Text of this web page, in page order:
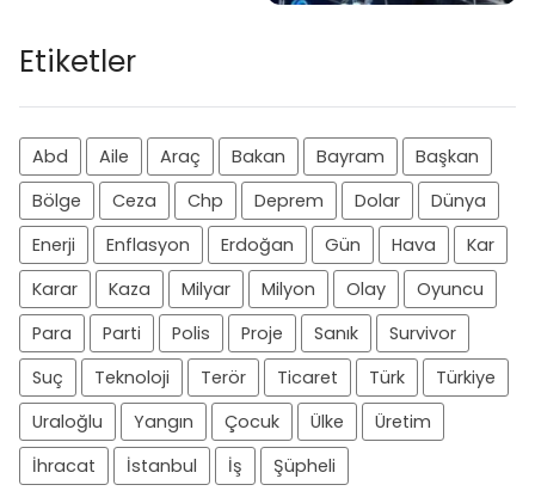
Etiketler
Abd Aile Araç Bakan Bayram
Başkan
Bölge
Ceza Chp Deprem Dolar
Dünya
Enerji
Enflasyon Erdoğan Gün Hava
Kar
Karar
Kaza Milyar Milyon Olay
Oyuncu
Para
Parti Polis Proje Sanık
Survivor
Suç
Teknoloji Terör Ticaret Türk
Türkiye
Uraloğlu
Yangın Çocuk Ülke
Üretim
İhracat
İstanbul İş Şüpheli